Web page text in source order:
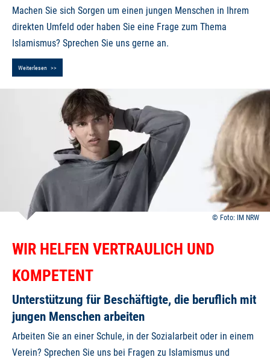
L
T
S
S
Machen Sie sich Sorgen um einen jungen Menschen in Ihrem
direkten Umfeld oder haben Sie eine Frage zum Thema
Islamismus? Sprechen Sie uns gerne an.
Weiterlesen
Foto: IM NRW
I
N
A
S
S
E
T
WIR HELFEN VERTRAULICH UND
KOMPETENT
Unterstützung für Beschäftigte, die beruflich mit
jungen Menschen arbeiten
Arbeiten Sie an einer Schule, in der Sozialarbeit oder in einem
Verein? Sprechen Sie uns bei Fragen zu Islamismus und